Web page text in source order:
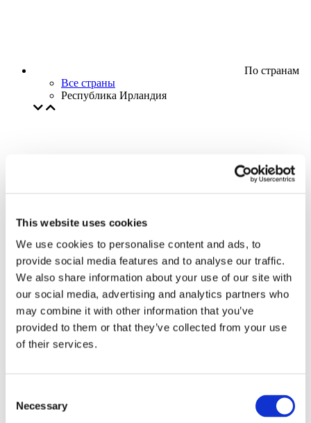
This website uses cookies
We use cookies to personalise content and ads, to
provide social media features and to analyse our traffic.
We also share information about your use of our site with
our social media, advertising and analytics partners who
may combine it with other information that you’ve
provided to them or that they’ve collected from your use
of their services.
Selection
Necessary
По странам
Все страны
Республика Ирландия